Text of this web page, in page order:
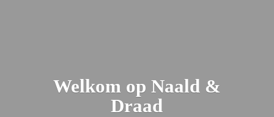
Welkom op Naald &
Draad